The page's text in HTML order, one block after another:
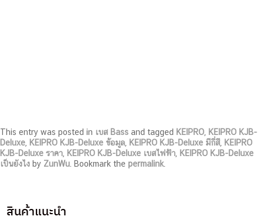
This entry was posted in เบส Bass and tagged KEIPRO KEIPRO KJB-
Deluxe KEIPRO KJB-Deluxe ข้อมูล KEIPRO KJB-Deluxe มีกี่สี KEIPRO
KJB-Deluxe ราคา KEIPRO KJB-Deluxe เบสไฟฟ้า KEIPRO KJB-Deluxe
เป็นยังไง by ZunWu . Bookmark the permalink
สินค้าแนะนำ